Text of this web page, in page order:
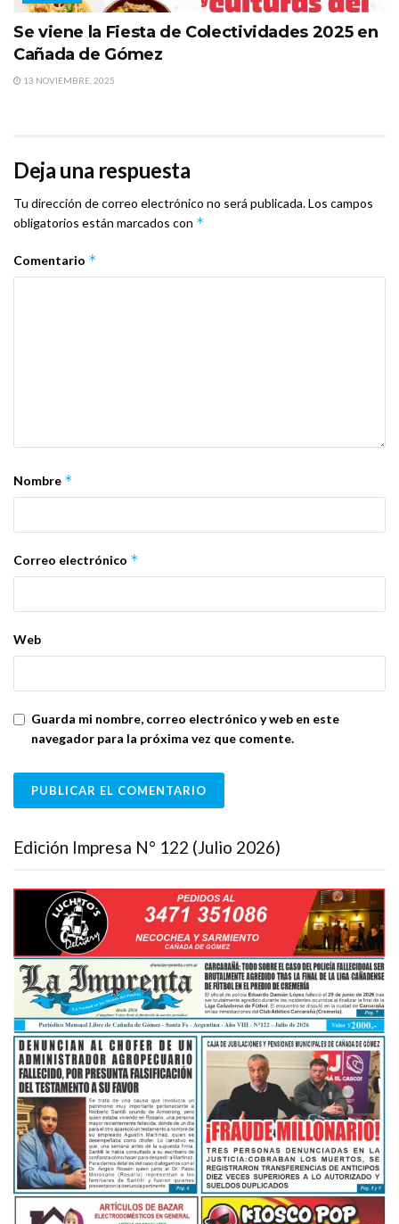
Se viene la Fiesta de Colectividades 2025 en
Cañada de Gómez
13 NOVIEMBRE, 2025
Deja una respuesta
Tu dirección de correo electrónico no será publicada.Los campos
obligatorios están marcados con *
Comentario *
Nombre *
Correo electrónico *
Web
Guarda mi nombre, correo electrónico y web en este
navegador para la próxima vez que comente.
Edición Impresa N° 122 (Julio 2026)